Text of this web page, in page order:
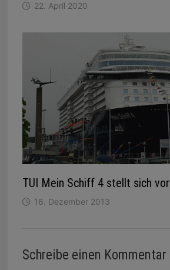
22. April 2020
TUI Mein Schiff 4 stellt sich vor
16. Dezember 2013
Schreibe einen Kommentar